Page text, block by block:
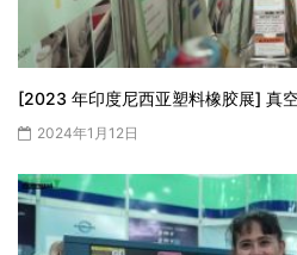
[2023 年印度尼西亚塑料橡胶展] 真
2024年1月12日